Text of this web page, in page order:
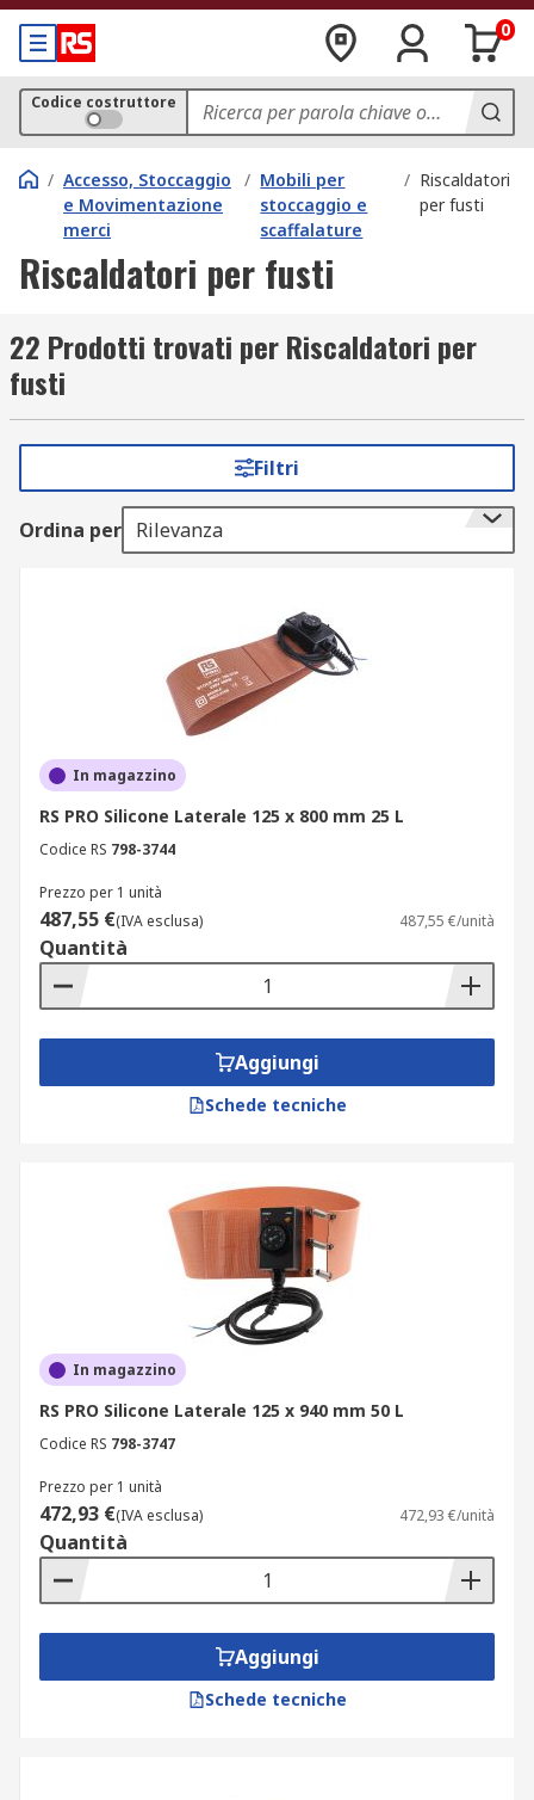
0
Codice costruttore
/ Accesso, Stoccaggio
e Movimentazione
merci
/ Mobili per
stoccaggio e
scaffalature
/ Riscaldatori
per fusti
Riscaldatori per fusti
22 Prodotti trovati per Riscaldatori per
fusti
Filtri
Ordina per Rilevanza
In magazzino
RS PRO Silicone Laterale 125 x 800 mm 25 L
Codice RS 798-3744
Prezzo per 1 unità
487,55 €(IVA esclusa) 487,55 €/unità
Quantità
Aggiungi
Schede tecniche
In magazzino
RS PRO Silicone Laterale 125 x 940 mm 50 L
Codice RS 798-3747
Prezzo per 1 unità
472,93 €(IVA esclusa) 472,93 €/unità
Quantità
Aggiungi
Schede tecniche